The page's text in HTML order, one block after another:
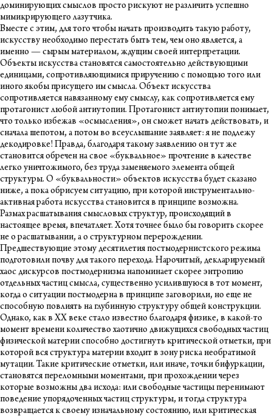
доминирующих смыслов просто рискуют не различить успешно
мимикрирующего лазутчика.
Вместе с этим, для того чтобы начать производить такую работу,
искусству необходимо перестать быть тем, чем оно является, а
именно — сырым материалом, ждущим своей интерпретации.
Объекты искусства становятся самостоятельно действующими
единицами, сопротивляющимися приручению с помощью того или
иного якобы присущего им смысла. Объект искусства
сопротивляется навязанному ему смыслу, как сопротивляется ему
протагонист любой антиутопии. Протагонист антиутопии понимает,
что только избежав «осмысления», он сможет начать действовать, и
сна­чала шепотом, а потом во всеуслышание заявляет: я не подлежу
декодировке! Правда, благодаря такому заявлению он тут же
становится обречен на свое «буквальное» прочтение в качестве
легко уничтожимого, без труда заменяемого элемента общей
структуры. О «буквальности» объектов искусства будет сказано
ниже, а пока обрисуем ситуацию, при которой инструментально-
активная работа искусства становится в принципе возможна.
Размах расшатывания смысловых структур, происходящий в
настоящее время, впечатляет. Хотя точнее было бы говорить скорее
не о расшатывании, а о структурном перерождении.
Предшествующие этому десятилетия постмодернистского режима
подготовили почву для такого перехода. Нарочитый, декларируемый
хаос дискурсов постмодернизма напоминает скорее энтропию
отдельных частиц смысла, существенно усилившуюся в тот момент,
когда о ситуации постмодерна в принципе заговорили, но еще не
способную повлиять на глубинную структуру общей конструкции.
Однако, как в ХХ веке стало известно благодаря физике, в какой-то
момент времени количество хаотично движущихся свободных частиц
физической материи способно достигнуть критической отметки, при
которой вся структура материи входит в зону риска необратимой
мутации. Такие критические отметки, или иначе, точки бифуркации,
становятся переломными моментами, при прохождении через
которые возможны два исхода: или свободные частицы перенимают
поведение упорядоченных частиц структуры, и тогда структура
возвращается к своему изначальному состоянию, или критическая